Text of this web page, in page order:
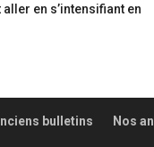
en s’intensifiant en
bulletins Nos